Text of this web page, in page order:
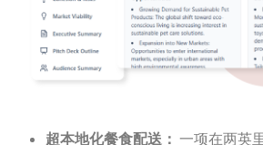
超本地化餐食配送： 一项在两英